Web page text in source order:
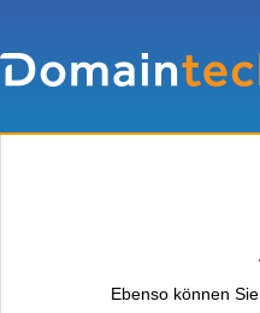
Ebenso können